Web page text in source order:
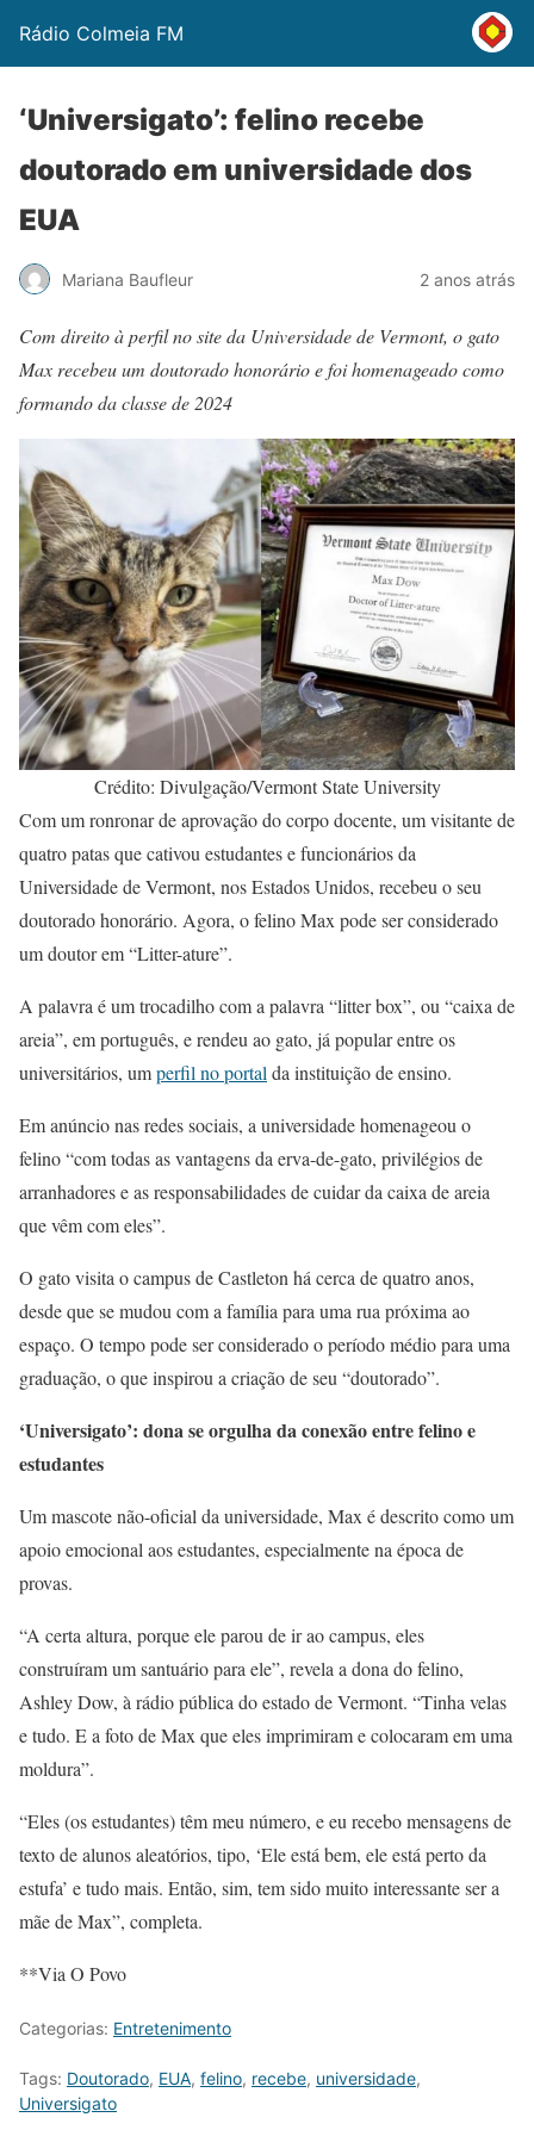
Rádio Colmeia FM
‘Universigato’: felino recebe
doutorado em universidade dos
EUA
Mariana Baufleur 2 anos atrás
Com direito à perfil no site da Universidade de Vermont, o gato
Max recebeu um doutorado honorário e foi homenageado como
formando da classe de 2024
Crédito: Divulgação/Vermont State University
Com um ronronar de aprovação do corpo docente, um visitante de
quatro patas que cativou estudantes e funcionários da
Universidade de Vermont, nos Estados Unidos, recebeu o seu
doutorado honorário. Agora, o felino Max pode ser considerado
um doutor em “Litter-ature”.
A palavra é um trocadilho com a palavra “litter box”, ou “caixa de
areia”, em português, e rendeu ao gato, já popular entre os
universitários, umperfil no portal da instituição de ensino.
Em anúncio nas redes sociais, a universidade homenageou o
felino “com todas as vantagens da erva-de-gato, privilégios de
arranhadores e as responsabilidades de cuidar da caixa de areia
que vêm com eles”.
O gato visita o campus de Castleton há cerca de quatro anos,
desde que se mudou com a família para uma rua próxima ao
espaço. O tempo pode ser considerado o período médio para uma
graduação, o que inspirou a criação de seu “doutorado”.
‘Universigato’: dona se orgulha da conexão entre felino e
estudantes
Um mascote não-oficial da universidade, Max é descrito como um
apoio emocional aos estudantes, especialmente na época de
provas.
“A certa altura, porque ele parou de ir ao campus, eles
construíram um santuário para ele”, revela a dona do felino,
Ashley Dow, à rádio pública do estado de Vermont. “Tinha velas
e tudo. E a foto de Max que eles imprimiram e colocaram em uma
moldura”.
“Eles (os estudantes) têm meu número, e eu recebo mensagens de
texto de alunos aleatórios, tipo, ‘Ele está bem, ele está perto da
estufa’ e tudo mais. Então, sim, tem sido muito interessante ser a
mãe de Max”, completa.
**Via O Povo
Categorias: Entretenimento
Tags: Doutorado, EUA, felino, recebe, universidade,
Universigato